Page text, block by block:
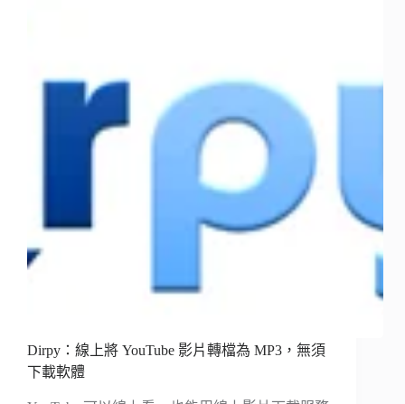
Dirpy：線上將 YouTube 影片轉檔為 MP3，無須
下載軟體